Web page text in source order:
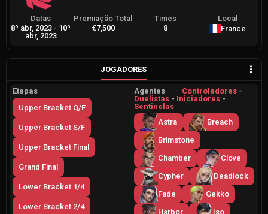
Datas
8º abr, 2023 - 10º
abr, 2023
Premiação Total
€7,500
Times
8
Local
France
JOGADORES
Etapas
Upper Bracket Q/F
Upper Bracket S/F
Upper Bracket Final
Grand Final
Lower Bracket 1/4
Lower Bracket 2/4
Agentes Controladores -
Duelistas - Iniciadores -
Sentinelas
Astra
Breach
Brimstone
Chamber
Clove
Cypher
Deadlock
Fade
Gekko
Harbor
Iso